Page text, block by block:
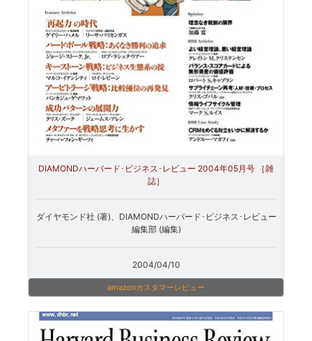
DIAMONDハーバード･ビジネス･レビュー 2004年05月号 ［雑
誌］
ダイヤモンド社 (著)、DIAMONDハーバード･ビジネス･レビュー
編集部 (編集)
2004/04/10
amazonカスタマーレビュー